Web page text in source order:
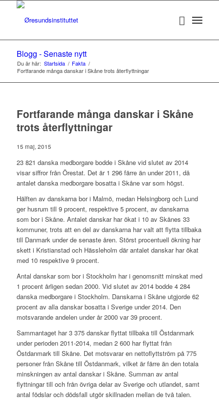
Blogg - Senaste nytt
Du är här: Startsida / Fakta /
Fortfarande många danskar i Skåne trots återflyttningar
Fortfarande många danskar i Skåne
trots återflyttningar
15 maj, 2015
23 821 danska medborgare bodde i Skåne vid slutet av 2014
visar siffror från Örestat. Det är 1 296 färre än under 2011, då
antalet danska medborgare bosatta i Skåne var som högst.
Hälften av danskarna bor i Malmö, medan Helsingborg och Lund
ger husrum till 9 procent, respektive 5 procent, av danskarna
som bor i Skåne. Antalet danskar har ökat i 10 av Skånes 33
kommuner, trots att en del av danskarna har valt att flytta tillbaka
till Danmark under de senaste åren. Störst procentuell ökning har
skett i Kristianstad och Hässleholm där antalet danskar har ökat
med 10 respektive 9 procent.
Antal danskar som bor i Stockholm har i genomsnitt minskat med
1 procent årligen sedan 2000. Vid slutet av 2014 bodde 4 284
danska medborgare i Stockholm. Danskarna i Skåne utgjorde 62
procent av alla danskar bosatta i Sverige under 2014. Den
motsvarande andelen under år 2000 var 39 procent.
Sammantaget har 3 375 danskar flyttat tillbaka till Östdanmark
under perioden 2011-2014, medan 2 600 har flyttat från
Östdanmark till Skåne. Det motsvarar en nettoflyttström på 775
personer från Skåne till Östdanmark, vilket är färre än den totala
minskningen av antal danskar i Skåne. Summan av antal
flyttningar till och från övriga delar av Sverige och utlandet, samt
antal födslar och dödsfall utgör skillnaden mellan de två talen.